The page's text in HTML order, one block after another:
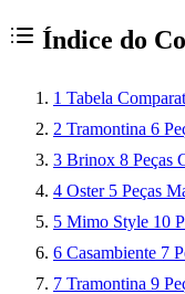
Índice do
1 Tabela
2 Tramontina 6
3 Brinox 8 Peças
4 Oster 5 Peças
5 Mimo Style 10
6 Casambiente 7
7 Tramontina 9